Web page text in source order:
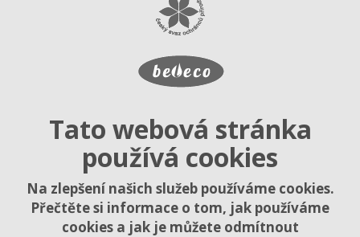
Tato webová stránka
používá cookies
Na zlepšení našich služeb používáme cookies.
Přečtěte si informace o tom, jak používáme
cookies a jak je můžete odmítnout